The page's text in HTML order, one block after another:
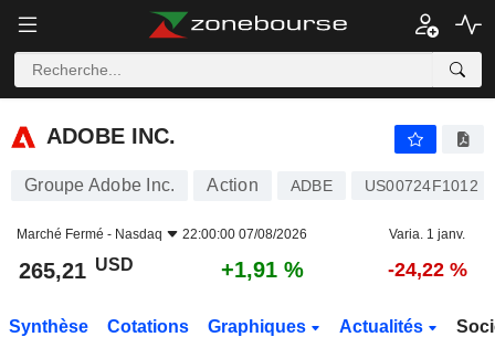
ADOBE INC.
ADOBE INC.
Groupe Adobe Inc. Action ADBE US00724F1012
Marché Fermé - Nasdaq 22:00:00 07/08/2026 Varia. 1 janv.
265,21 USD +1,91 % -24,22 %
Synthèse Cotations Graphiques Actualités